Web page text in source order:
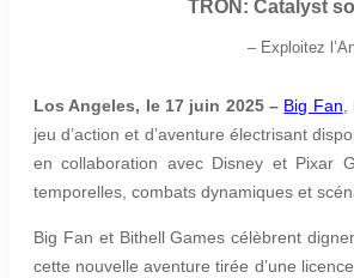
TRON: Catalyst
– Exploitez
Los Angeles, le 17 juin 2025 – Big Fan
jeu d’action et d’aventure électrisant
en collaboration avec Disney et Pixar
temporelles, combats dynamiques et
Big Fan et Bithell Games célèbrent
cette nouvelle aventure tirée d’une